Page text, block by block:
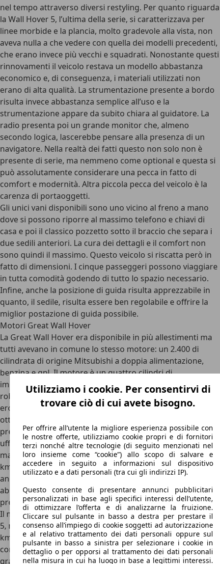
nel tempo attraverso diversi restyling. Per quanto riguarda
la Wall Hover 5, l’ultima della serie, si caratterizzava per
linee morbide e la plancia, molto gradevole alla vista, non
aveva nulla a che vedere con quella dei modelli precedenti,
che erano invece più vecchi e squadrati. Nonostante questi
rinnovamenti il veicolo restava un modello abbastanza
economico e, di conseguenza, i materiali utilizzati non
erano di alta qualità. La strumentazione presente a bordo
risulta invece abbastanza semplice all’uso e la
strumentazione appare da subito chiara al guidatore. La
radio presenta poi un grande monitor che, almeno
secondo logica, lascerebbe pensare alla presenza di un
navigatore. Nella realtà dei fatti questo non solo non è
presente di serie, ma nemmeno come optional e questa si
può assolutamente considerare una pecca in fatto di
comfort e modernità. Altra piccola pecca del veicolo è la
carenza di portaoggetti.
Gli unici vani disponibili sono uno vicino al freno a mano
dove si possono riporre al massimo telefono e chiavi di
casa e poi il classico pozzetto sotto il braccio che separa i
due sedili anteriori. La cura dei dettagli e il comfort non
sono quindi il massimo. Questo veicolo si riscatta però in
fatto di dimensioni. I cinque passeggeri possono viaggiare
in tutta comodità godendo di tutto lo spazio necessario.
Infine, anche la posizione di guida risulta apprezzabile in
quanto, il sedile, risulta essere ben regolabile e offrire la
miglior postazione di guida possibile.
Motori Great Wall Hover
La Great Wall Hover era disponibile in più allestimenti ma
tutti avevano in comune lo stesso motore: un 2.400 di
cilindrata di origine Mitsubishi a doppia alimentazione,
benzina e gpl. Il motore è un quattro cilindri di
impostazione classica che fa della regolarità e della
robustezza le sue migliori qualità. La potenza massima,
erogabile a 5.250 giri, è di soli 126 CV e la coppia massima,
ottenibile a 2.500 giri, è di 200 Nm. Per quanto riguarda le
prestazioni è presente solo un dato che è stato
ufficialmente rilasciato dalla casa madre: la velocità
massima che, in maniera deludente, raggiunge solo i 160
km/h. Nonostante ciò, tutte le prove dei privati hanno
anche dimostrato che la ripresa di questo veicolo è
abbastanza scarsa e, nel complesso, lo sono anche le
prestazioni.
Il motore del Great Wall Hover rispetta le normative Euro
5, ma ha prestazioni alquanto mediocri come già detto 160
km/h la velocità massima, mentre i consumi sono di 7,6 km
con un litro nel ciclo misto. Le emissioni di CO2 sono di 314
grammi per ogni km di strada percorso. Pachidermico, ma
Utilizziamo i cookie. Per consentirvi di
trovare ciò di cui avete bisogno.
Per offrire all’utente la migliore esperienza possibile con
le nostre offerte, utilizziamo cookie propri e di fornitori
terzi nonché altre tecnologie (di seguito menzionati nel
loro insieme come “cookie”) allo scopo di salvare e
accedere in seguito a informazioni sul dispositivo
utilizzato e a dati personali (tra cui gli indirizzi IP).
Questo consente di presentare annunci pubblicitari
personalizzati in base agli specifici interessi dell’utente,
di ottimizzare l’offerta e di analizzarne la fruizione.
Cliccare sul pulsante in basso a destra per prestare il
consenso all’impiego di cookie soggetti ad autorizzazione
e al relativo trattamento dei dati personali oppure sul
pulsante in basso a sinistra per selezionare i cookie in
dettaglio o per opporsi al trattamento dei dati personali
nella misura in cui ha luogo in base a legittimi interessi.